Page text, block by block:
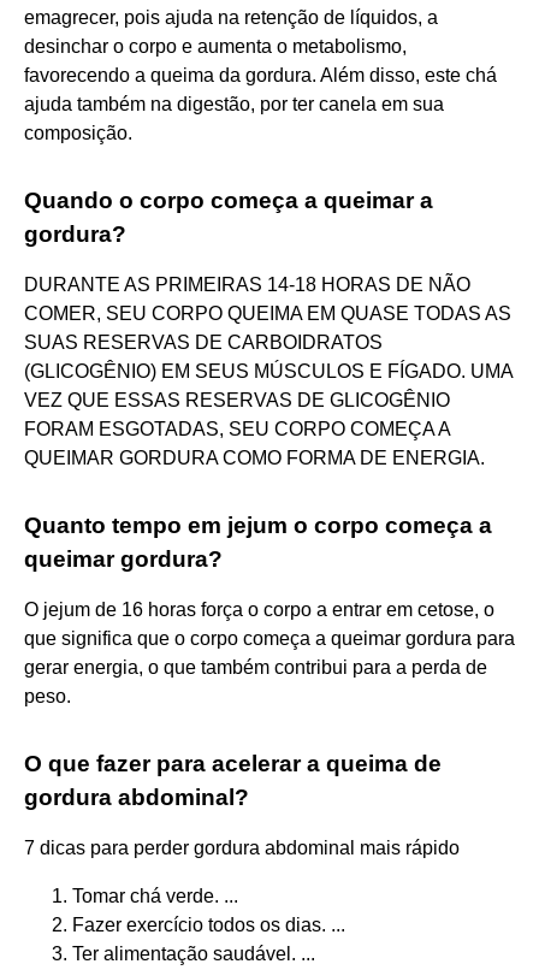
emagrecer, pois ajuda na retenção de líquidos, a
desinchar o corpo e aumenta o metabolismo,
favorecendo a queima da gordura. Além disso, este chá
ajuda também na digestão, por ter canela em sua
composição.
Quando o corpo começa a queimar a
gordura?
DURANTE AS PRIMEIRAS 14-18 HORAS DE NÃO
COMER, SEU CORPO QUEIMA EM QUASE TODAS AS
SUAS RESERVAS DE CARBOIDRATOS
(GLICOGÊNIO) EM SEUS MÚSCULOS E FÍGADO. UMA
VEZ QUE ESSAS RESERVAS DE GLICOGÊNIO
FORAM ESGOTADAS, SEU CORPO COMEÇA A
QUEIMAR GORDURA COMO FORMA DE ENERGIA.
Quanto tempo em jejum o corpo começa a
queimar gordura?
O jejum de 16 horas força o corpo a entrar em cetose, o
que significa que o corpo começa a queimar gordura para
gerar energia, o que também contribui para a perda de
peso.
O que fazer para acelerar a queima de
gordura abdominal?
7 dicas para perder gordura abdominal mais rápido
Tomar chá verde. ...
Fazer exercício todos os dias. ...
Ter alimentação saudável. ...